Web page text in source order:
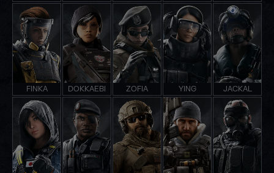
FINKA DOKKAEBI ZOFIA YING JACKAL